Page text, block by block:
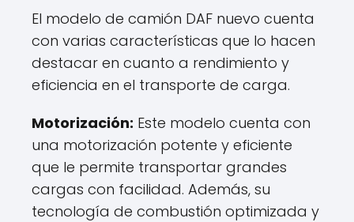
El modelo de camión DAF nuevo cuenta
con varias características que lo hacen
destacar en cuanto a rendimiento y
eficiencia en el transporte de carga.
Motorización: Este modelo cuenta con
una motorización potente y eficiente
que le permite transportar grandes
cargas con facilidad. Además, su
tecnología de combustión optimizada y